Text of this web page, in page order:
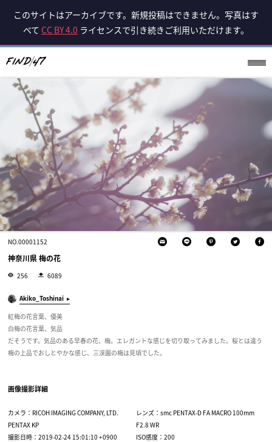
このサイトはアーカイブです。新規投稿はできません。写真はす
べて CC BY 4.0 ライセンスで引き続きご利用いただけます。
NO.00001152
神奈川県 梅の花
256 6089
Akiko_Toshinai
紅梅の花言葉、優美
白梅の花言葉、気品
だそうです。気品のある早春の花、梅。エレガントな感じを切り取ってみました。桜とは違う
梅の上品でおしとやかな感じ、三渓園の梅は見頃でした。
画像撮影詳細
カメラ：RICOH IMAGING COMPANY, LTD.
PENTAX KP
レンズ：smc PENTAX-D FA MACRO 100mm
F2.8 WR
撮影日時：2019-02-24 15:01:10 +0900
ISO感度：200